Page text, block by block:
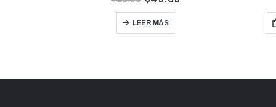
AÑADIR AL CARRITO